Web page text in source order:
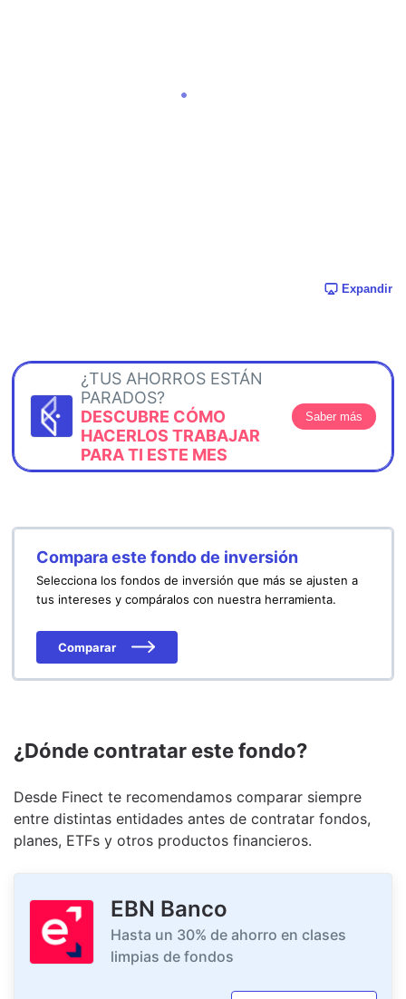
Expandir
¿TUS AHORROS ESTÁN
PARADOS?
DESCUBRE CÓMO
HACERLOS TRABAJAR
PARA TI ESTE MES
Saber más
Compara este fondo de inversión
Selecciona los fondos de inversión que más se ajusten a
tus intereses y compáralos con nuestra herramienta.
Comparar
¿Dónde contratar este fondo?
Desde Finect te recomendamos comparar siempre
entre distintas entidades antes de contratar fondos,
planes, ETFs y otros productos financieros.
EBN Banco
Hasta un 30% de ahorro en clases
limpias de fondos